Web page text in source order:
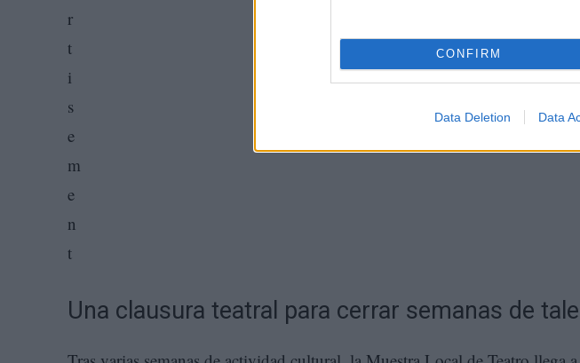
CONFIRM
Data Deletion Data
Una clausura teatral para cerrar semanas de